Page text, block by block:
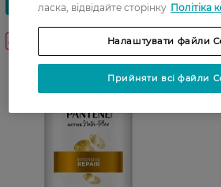
-24% -30%
ласка, відвідайте сторінку Політіка
Налаштувати файли
Прийняти всі файли